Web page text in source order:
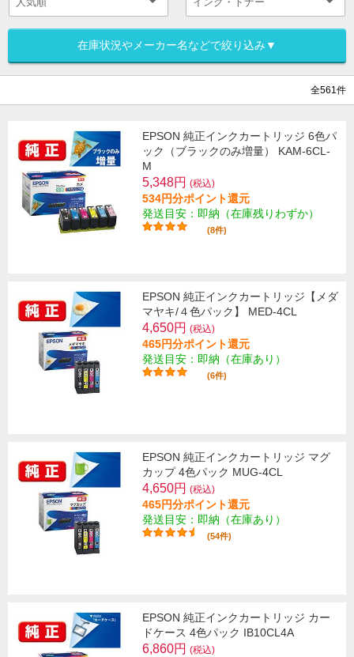
在庫状況やメーカー名などで絞り込み▼
全561件
EPSON 純正インクカートリッジ 6色パ
ック（ブラックのみ増量） KAM-6CL-
M
5,348円 (税込)
534円分ポイント還元
発送目安：即納（在庫残りわずか）
(8件)
EPSON 純正インクカートリッジ【メダ
マヤキ/４色パック】 MED-4CL
4,650円 (税込)
465円分ポイント還元
発送目安：即納（在庫あり）
(6件)
EPSON 純正インクカートリッジ マグ
カップ 4色パック MUG-4CL
4,650円 (税込)
465円分ポイント還元
発送目安：即納（在庫あり）
(54件)
EPSON 純正インクカートリッジ カー
ドケース 4色パック IB10CL4A
6,860円 (税込)